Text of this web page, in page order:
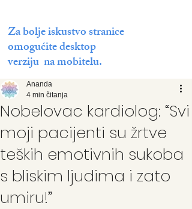
Za bolje iskustvo stranice
omogućite desktop
verziju na mobitelu.
Nobelovac kardiolog: “Svi
moji pacijenti su žrtve
teških emotivnih sukoba
s bliskim ljudima i zato
umiru!”
Ananda
4 min čitanja